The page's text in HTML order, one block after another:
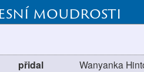
moudrosti
přidal Wanyanka